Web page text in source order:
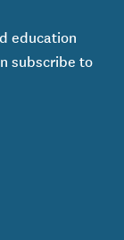
education
subscribe to